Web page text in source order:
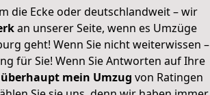
die Ecke oder deutschlandweit – wir
an unserer Seite, wenn es Umzüge
geht! Wenn Sie nicht weiterwissen –
für Sie! Wenn Sie Antworten auf Ihre
mein Umzug von Ratingen